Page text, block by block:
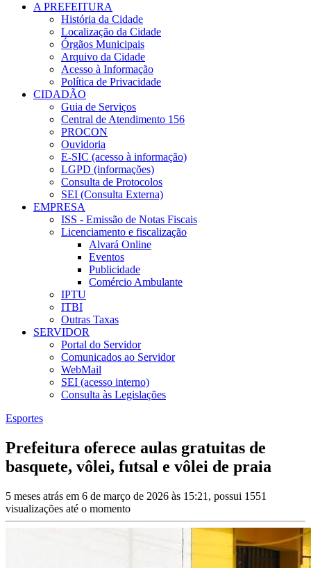
A PREFEITURA
História da Cidade
Localização da Cidade
Órgãos Municipais
Arquivo da Cidade
Acesso à Informação
Política de Privacidade
CIDADÃO
Guia de Serviços
Central de Atendimento 156
PROCON
Ouvidoria
E-SIC (acesso à informação)
LGPD (informações)
Consulta de Protocolos
SEI (Consulta Externa)
EMPRESA
ISS - Emissão de Notas Fiscais
Licenciamento e fiscalização
Alvará Online
Eventos
Publicidade
Comércio Ambulante
IPTU
ITBI
Outras Taxas
SERVIDOR
Portal do Servidor
Comunicados ao Servidor
WebMail
SEI (acesso interno)
Consulta às Legislações
Esportes
Prefeitura oferece aulas gratuitas de
basquete, vôlei, futsal e vôlei de praia
5 meses atrás em 6 de março de 2026 às 15:21, possui 1551
visualizações até o momento